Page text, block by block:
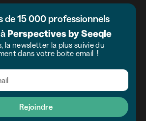
de 15 000 professionnels
PerspectivesbySeeqle
la newsletter la plus suivie du
dans votre boite email !
Rejoindre